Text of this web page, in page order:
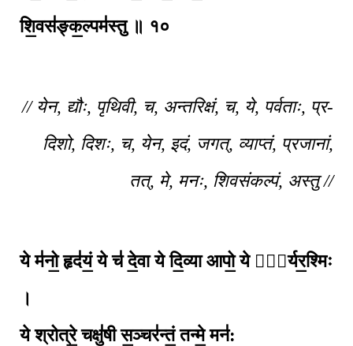
शि॒वस॑ङ्क॒ल्पम॑स्तु ॥ १०
// येन, द्यौः, पृथिवी, च, अन्तरिक्षं, च, ये, पर्वताः, प्र-
दिशो, दिशः, च, येन, इदं, जगत्, व्याप्तं, प्रजानां,
तत्, मे, मनः, शिवसंकल्पं, अस्तु //
ये म॑नो॒ हृद॑यं॒ ये च॑ दे॒वा ये दि॒व्या आपो॒ ये सू᳚र्यर॒श्मिः
।
ये श्रोत्रे॒ चक्षु॑षी स॒ञ्चर॑न्तं॒ तन्मे॒ मन॑: